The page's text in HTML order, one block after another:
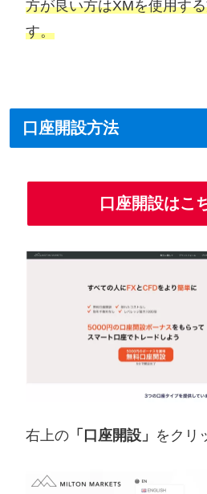
方が良い方はXMを使用す
す。
口座開設方法
口座開設はこ
右上の 「口座開設」 をクリ